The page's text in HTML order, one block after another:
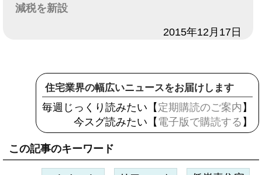
減税を新設
2015年12月17日
住宅業界の幅広いニュースをお届けします
毎週じっくり読みたい【 定期購読のご案内 】
今スグ読みたい【 電子版で購読する 】
この記事のキーワード